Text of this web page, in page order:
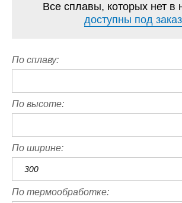
Все сплавы, которых нет в
доступны под заказ
По сплаву:
По высоте:
По ширине:
300
По термообработке: